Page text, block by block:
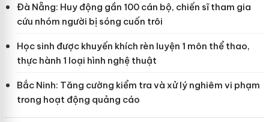
Đà Nẵng: Huy động gần 100 cán bộ, chiến sĩ tham gia
cứu nhóm người bị sóng cuốn trôi
Học sinh được khuyến khích rèn luyện 1 môn thể thao,
thực hành 1 loại hình nghệ thuật
Bắc Ninh: Tăng cường kiểm tra và xử lý nghiêm vi phạm
trong hoạt động quảng cáo